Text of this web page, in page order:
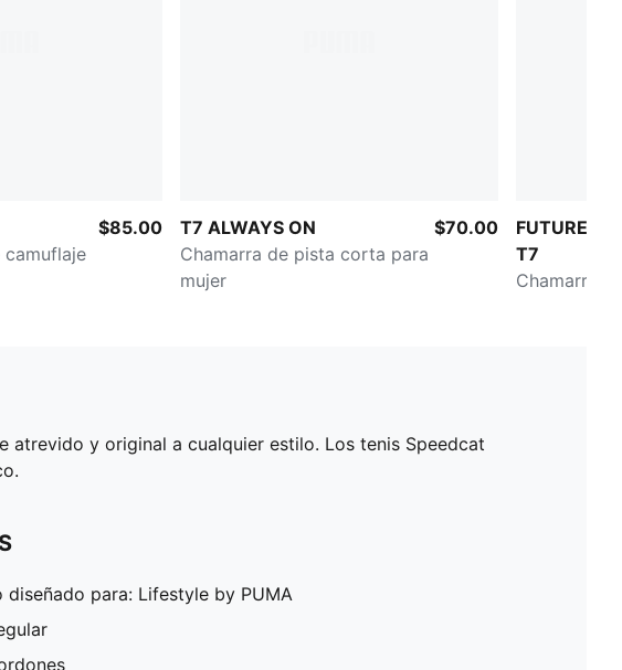
camuflaje
$85.00
T7 ALWAYS ON
Chamarra de pista corta para
mujer
$70.00
T7
Chamarra
y original a cualquier estilo. Los tenis Speedcat
diseñado para: Lifestyle by PUMA